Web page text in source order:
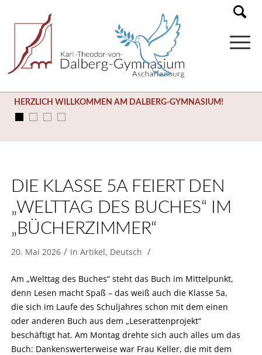
HERZLICH WILLKOMMEN AM DALBERG-GYMNASIUM!
DIE KLASSE 5A FEIERT DEN
„WELTTAG DES BUCHES“ IM
„BÜCHERZIMMER“
20. Mai 2026 / in Artikel, Deutsch /
Am „Welttag des Buches“ steht das Buch im Mittelpunkt,
denn Lesen macht Spaß – das weiß auch die Klasse 5a,
die sich im Laufe des Schuljahres schon mit dem einen
oder anderen Buch aus dem „Leserattenprojekt“
beschäftigt hat. Am Montag drehte sich auch alles um das
Buch: Dankenswerterweise war Frau Keller, die mit dem